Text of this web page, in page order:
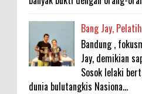
Bang Jay,
Bandung ,
Jay, demikian
Sosok lelaki
dunia bulutangkis Nasiona...